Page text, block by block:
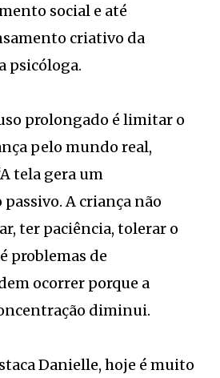
social e até
criativo da
psicóloga.
prolongado é limitar o
pelo mundo real,
tela gera um
A criança não
ter paciência, tolerar o
problemas de
ocorrer porque a
diminui.
Danielle, hoje é muito